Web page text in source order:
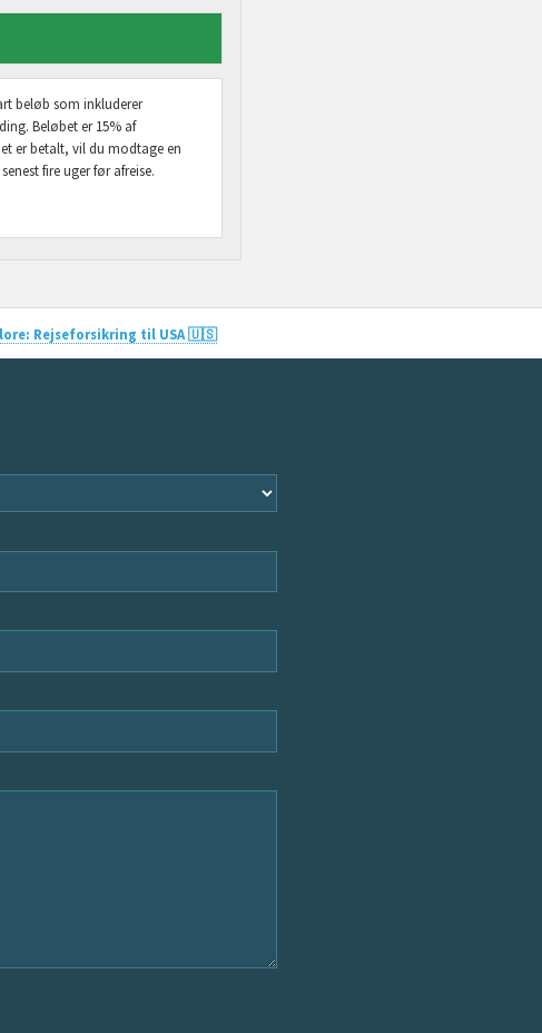
beløb som inkluderer
Beløbet er 15% af
er betalt, vil du modtage en
fire uger før afreise.
Rejseforsikring til USA 🇺🇸